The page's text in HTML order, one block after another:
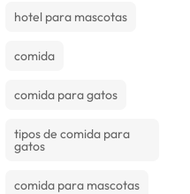
hotel para mascotas
comida
comida para gatos
tipos de comida para
gatos
comida para mascotas